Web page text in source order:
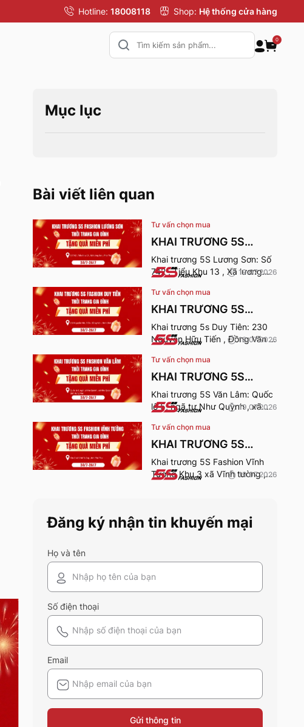
Hotline: 18008118 Shop: Hệ thống cửa hàng
0
Mục lục
Bài viết liên quan
Tư vấn chọn mua
KHAI TRƯƠNG 5S
FASHION LƯƠNG SƠN
Khai trương 5S Lương Sơn: Số
742 , Tiểu Khu 13 , Xã lương
quà từ 24-26/7/2026.
19.07.2026
Tư vấn chọn mua
KHAI TRƯƠNG 5S
FASHION DUY TIÊN
Khai trương 5s Duy Tiên: 230
Nguyễn Hữu Tiến , Đồng Văn ,
từ 24-26/7/2026.
18.07.2026
Tư vấn chọn mua
KHAI TRƯƠNG 5S
FASHION VĂN LÂM
Khai trương 5S Văn Lâm: Quốc
lộ 5, ngã tư Như Quỳnh , xã
gian nhận quà từ 24-
26/7/2026.
19.07.2026
Tư vấn chọn mua
KHAI TRƯƠNG 5S
FASHION VĨNH TƯỜNG
Khai trương 5S Fashion Vĩnh
Tường Khu 3 xã Vĩnh tường ,
19.07.2026
Đăng ký nhận tin khuyến mại
Họ và tên
Số điện thoại
Email
Gửi thông tin